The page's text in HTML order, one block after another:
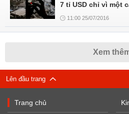
7 tỉ USD chỉ vì một
11:00 25/07/2016
Xem
Lên đầu trang
Trang chủ